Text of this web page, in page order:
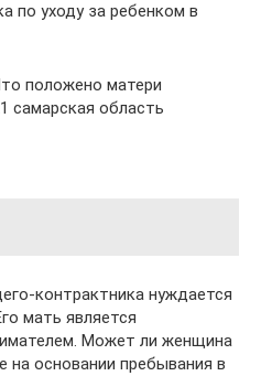
по уходу за ребенком в
положено матери
самарская область
контрактника нуждается
мать является
Может ли женщина
основании пребывания в